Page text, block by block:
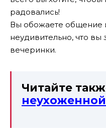
радовались!
Вы обожаете общение
неудивительно, что
вечеринки.
Читайте